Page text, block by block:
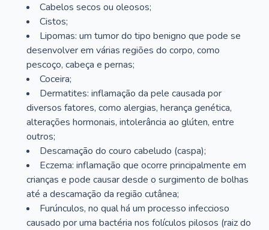
Cabelos secos ou oleosos;
Cistos;
Lipomas: um tumor do tipo benigno que pode se
desenvolver em várias regiões do corpo, como
pescoço, cabeça e pernas;
Coceira;
Dermatites: inflamação da pele causada por
diversos fatores, como alergias, herança genética,
alterações hormonais, intolerância ao glúten, entre
outros;
Descamação do couro cabeludo (caspa);
Eczema: inflamação que ocorre principalmente em
crianças e pode causar desde o surgimento de bolhas
até a descamação da região cutânea;
Furúnculos, no qual há um processo infeccioso
causado por uma bactéria nos folículos pilosos (raiz do